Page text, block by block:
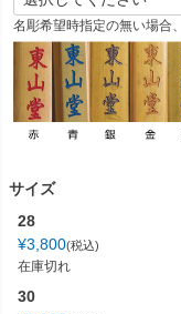
必
須
名彫希望時指定の無い場合
サイズ
28
¥3,800 税込
在庫切れ
30